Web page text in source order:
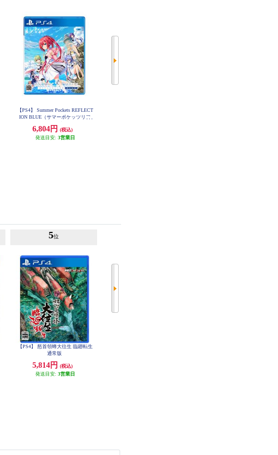
【PS4】 Summer Pockets REFLECT
ION BLUE（サマーポケッツリフ
6,804円
(税込)
発送目安: 3営業日
5位
【PS4】 怒首領蜂大往生 臨廻転生
通常版
5,814円
(税込)
発送目安: 3営業日